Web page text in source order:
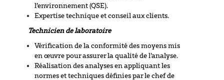
l’environnement (QSE).
Expertise technique et conseil aux clients.
Technicien de laboratoire
Vérification de la conformité des moyens mis
en œuvre pour assurer la qualité de l’analyse.
Réalisation des analyses en appliquant les
normes et techniques définies par le chef de